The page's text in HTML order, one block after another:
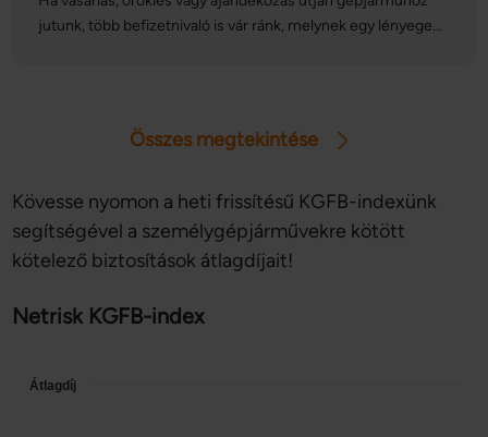
jutunk, több befizetnivaló is vár ránk, melynek egy lényeges
mentesülünk az illetékfizetés alól? Cikkünkben sorra
vesszük a gépjármű vagyonszerzési illeték részleteit.
Összes megtekintése
Kövesse nyomon a heti frissítésű KGFB-indexünk
segítségével a személygépjárművekre kötött
kötelező biztosítások átlagdíjait!
Netrisk KGFB-index
Átlagdíj